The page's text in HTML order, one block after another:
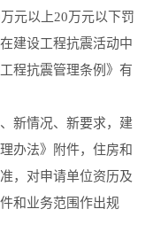
元以上20万元以下罚
建设工程抗震活动中
程抗震管理条例》有
新情况、新要求，建
办法》附件，住房和
，对申请单位资历及
和业务范围作出规